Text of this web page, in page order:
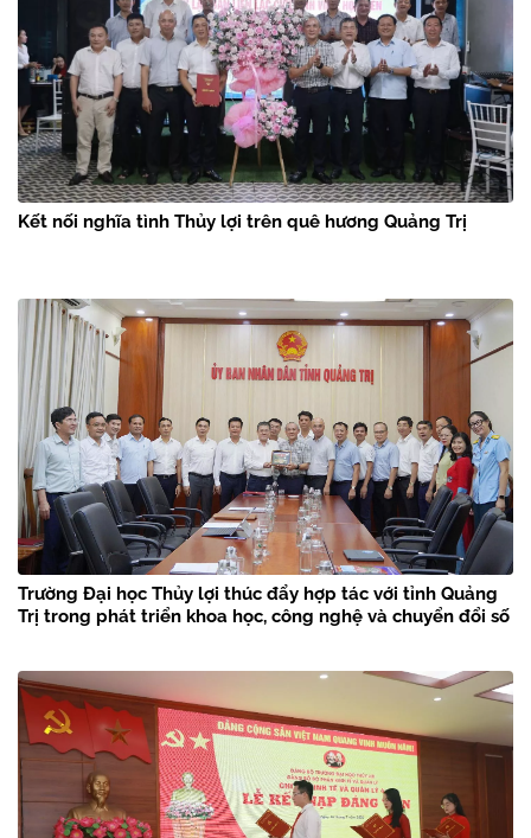
Kết nối nghĩa tình Thủy lợi trên quê hương Quảng Trị
Trường Đại học Thủy lợi thúc đẩy hợp tác với tỉnh Quảng
Trị trong phát triển khoa học, công nghệ và chuyển đổi số